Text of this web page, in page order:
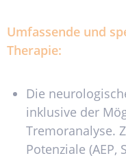
Umfassende und
Therapie:
Die
inklusive der
Tremoranalyse.
Potenziale (AEP,